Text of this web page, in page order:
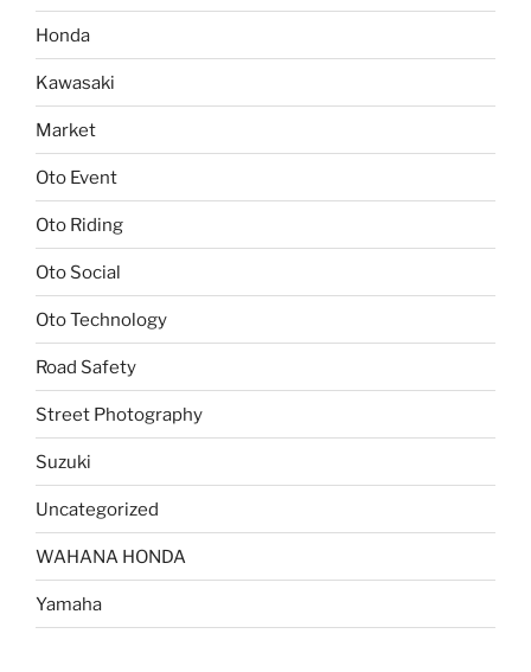
Honda
Kawasaki
Market
Oto Event
Oto Riding
Oto Social
Oto Technology
Road Safety
Street Photography
Suzuki
Uncategorized
WAHANA HONDA
Yamaha